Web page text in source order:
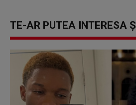
TE-AR PUTEA INTERESA ȘI